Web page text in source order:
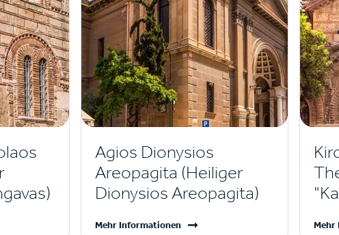
Agios Dionysios
Areopagita (Heiliger
Dionysios Areopagita)
Mehr Informationen Mehr